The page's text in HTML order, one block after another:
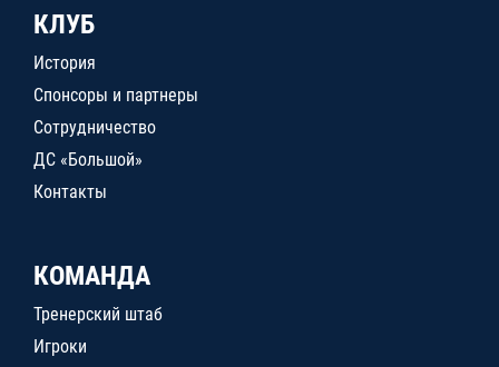
КЛУБ
История
Спонсоры и партнеры
Сотрудничество
ДС «Большой»
Контакты
КОМАНДА
Тренерский штаб
Игроки